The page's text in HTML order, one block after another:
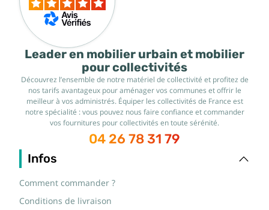
Leader en mobilier urbain et mobilier
pour collectivités
Découvrez l’ensemble de notre matériel de collectivité et profitez de
nos tarifs avantageux pour aménager vos communes et offrir le
meilleur à vos administrés. Équiper les collectivités de France est
notre spécialité : vous pouvez nous faire confiance et commander
vos fournitures pour collectivités en toute sérénité.
04 26 78 31 79
Infos
Comment commander ?
Conditions de livraison